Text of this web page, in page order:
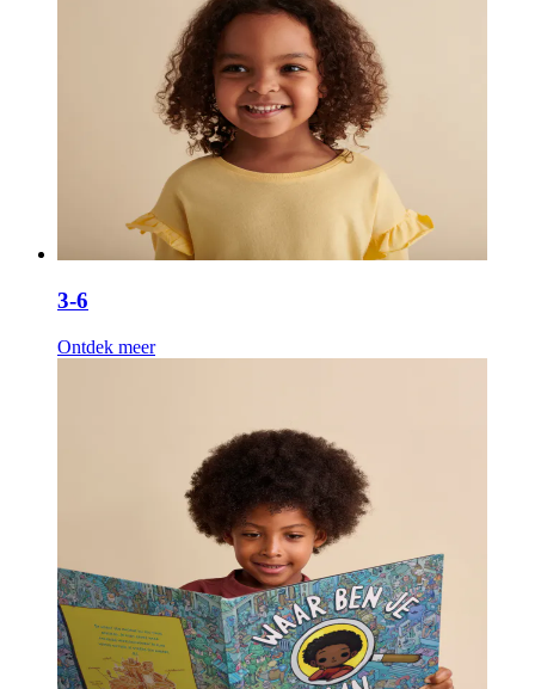
3-6
Ontdek meer